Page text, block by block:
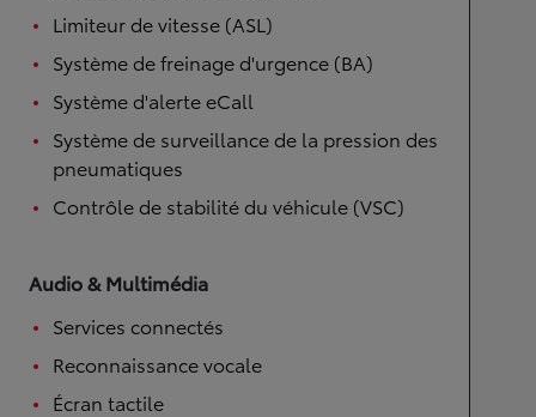
Limiteur de vitesse (ASL)
Système de freinage d'urgence (BA)
Système d'alerte eCall
Système de surveillance de la pression des
pneumatiques
Contrôle de stabilité du véhicule (VSC)
Audio & Multimédia
Services connectés
Reconnaissance vocale
Écran tactile